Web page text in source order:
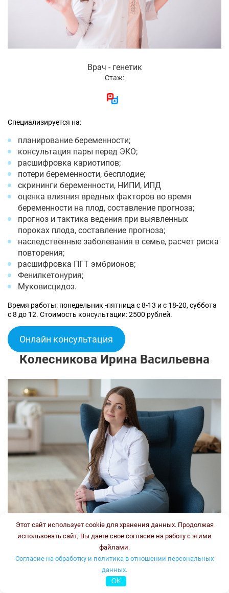
Врач - генетик
Стаж:
Специализируется на:
планирование беременности;
консультация пары перед ЭКО;
расшифровка кариотипов;
потери беременности, бесплодие;
скрининги беременности, НИПИ, ИПД
оценка влияния вредных факторов во время
беременности на плод, составление прогноза;
прогноз и тактика ведения при выявленных
пороках плода, составление прогноза;
наследственные заболевания в семье, расчет риска
повторения;
расшифровка ПГТ эмбрионов;
Фенилкетонурия;
Муковисцидоз.
Время работы: понедельник -пятница с 8-13 и с 18-20, суббота
с 8 до 12. Стоимость консультации: 2500 рублей.
Онлайн консультация
Колесникова Ирина Васильевна
Врач-генетик, врач клинической лабораторной
диагностики
Стаж:
Этот сайт использует cookie для хранения данных. Продолжая
использовать сайт, Вы даете свое согласие на работу с этими
файлами.
Согласие на обработку и политика в отношении персональных
данных.
OK